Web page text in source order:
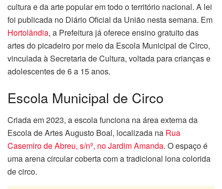
cultura e da arte popular em todo o território nacional. A lei
foi publicada no Diário Oficial da União nesta semana. Em
Hortolândia, a Prefeitura já oferece ensino gratuito das
artes do picadeiro por meio da Escola Municipal de Circo,
vinculada à Secretaria de Cultura, voltada para crianças e
adolescentes de 6 a 15 anos.
Escola Municipal de Circo
Criada em 2023, a escola funciona na área externa da
Escola de Artes Augusto Boal, localizada na Rua
Casemiro de Abreu, s/nº, no Jardim Amanda. O espaço é
uma arena circular coberta com a tradicional lona colorida
de circo.